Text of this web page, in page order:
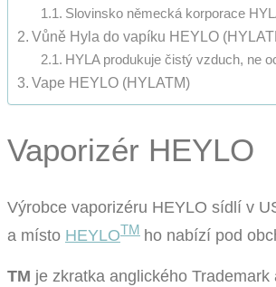
Slovinsko německá korporace
Vůně Hyla do vapíku HEYLO
HYLA produkuje čistý vzduch, ne
Vape HEYLO (HYLATM)
Vaporizér HEYLO
Výrobce vaporizéru HEYLO sídlí v
a místo HEYLOTM ho nabízí pod
TM je zkratka anglického